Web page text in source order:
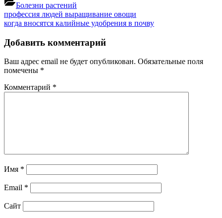
Болезни растений
Навигация
по
записям
Previous
Post:
профессия людей выращивание овощи
Next
когда вносятся калийные удобрения в почву
Добавить комментарий
Ваш адрес email не будет опубликован. Обязательные поля
помечены *
Комментарий *
Имя *
Email *
Сайт